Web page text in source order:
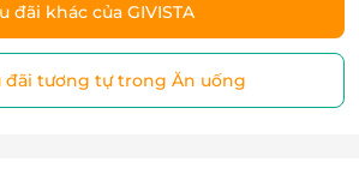
đãi khác của GIVISTA
đãi tương tự trong Ăn uống